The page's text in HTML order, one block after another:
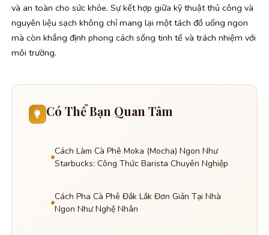
và an toàn cho sức khỏe. Sự kết hợp giữa kỹ thuật thủ công và
nguyên liệu sạch không chỉ mang lại một tách đồ uống ngon
mà còn khẳng định phong cách sống tinh tế và trách nhiệm với
môi trường.
Có Thể Bạn Quan Tâm
Cách Làm Cà Phê Moka (Mocha) Ngon Như
Starbucks: Công Thức Barista Chuyên Nghiệp
Cách Pha Cà Phê Đắk Lắk Đơn Giản Tại Nhà
Ngon Như Nghệ Nhân